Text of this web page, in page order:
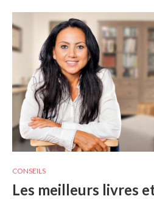
CONSEILS
Les meilleurs livres